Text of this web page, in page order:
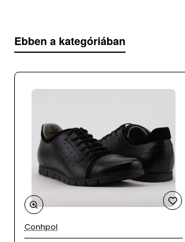
Felsőrész: bőr
Származási hely : Lengyelország
Kérjük, vedd figyelembe, hogy a
cipők nagyobb méretezésűek, így
szokásosnál egy mérettel kisebbet
A webáruházunk mellett üzletként
Ebben a kategóriában
Conhpol